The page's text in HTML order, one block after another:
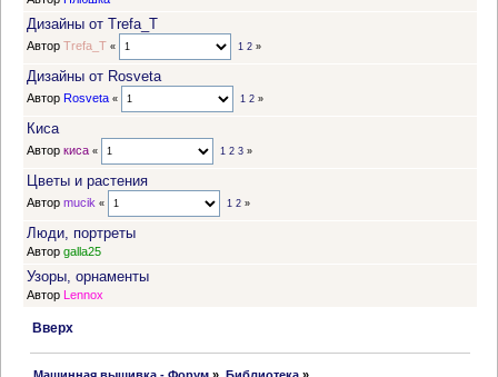
Дизайны от Trefa_T
Автор Trefa_T « 1 2»
Дизайны от Rosveta
Автор Rosveta « 1 2»
Киса
Автор киса « 1 2 3»
Цветы и растения
Автор mucik « 1 2»
Люди, портреты
Автор galla25
Узоры, орнаменты
Автор Lennox
Вверх